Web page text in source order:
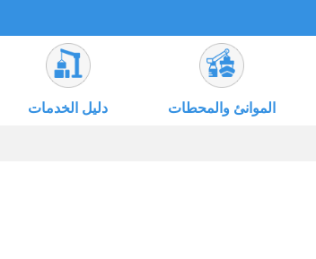
الموانئ والمحطات دليل الخدمات